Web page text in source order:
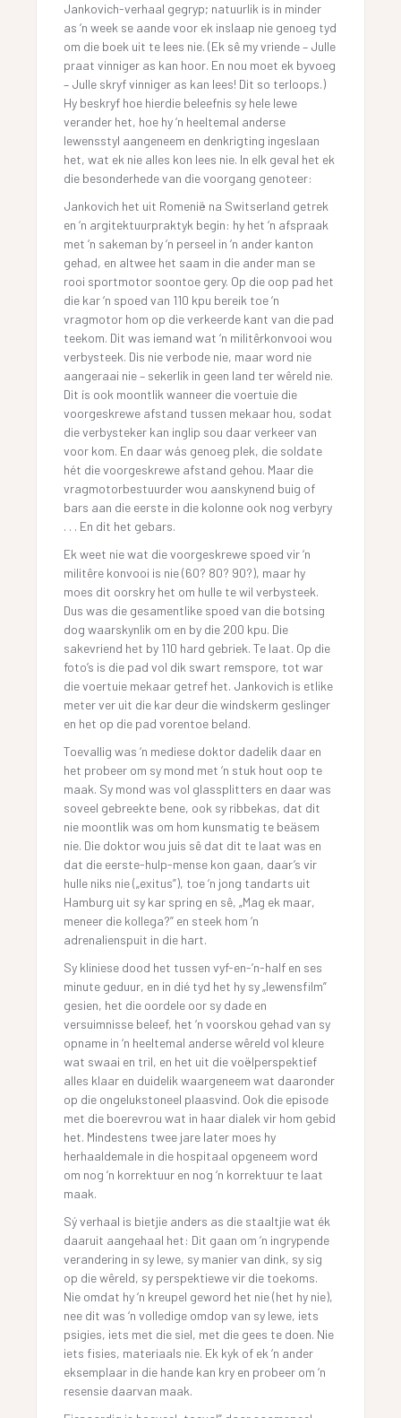
Jankovich-verhaal gegryp; natuurlik is in minder
as ‘n week se aande voor ek inslaap nie genoeg tyd
om die boek uit te lees nie. (Ek sê my vriende – Julle
praat vinniger as kan hoor. En nou moet ek byvoeg
– Julle skryf vinniger as kan lees! Dit so terloops.)
Hy beskryf hoe hierdie beleefnis sy hele lewe
verander het, hoe hy ‘n heeltemal anderse
lewensstyl aangeneem en denkrigting ingeslaan
het, wat ek nie alles kon lees nie. In elk geval het ek
die besonderhede van die voorgang genoteer:
Jankovich het uit Romenië na Switserland getrek
en ‘n argitektuurpraktyk begin: hy het ‘n afspraak
met ‘n sakeman by ‘n perseel in ‘n ander kanton
gehad, en altwee het saam in die ander man se
rooi sportmotor soontoe gery. Op die oop pad het
die kar ‘n spoed van 110 kpu bereik toe ‘n
vragmotor hom op die verkeerde kant van die pad
teekom. Dit was iemand wat ‘n militêrkonvooi wou
verbysteek. Dis nie verbode nie, maar word nie
aangeraai nie – sekerlik in geen land ter wêreld nie.
Dit ís ook moontlik wanneer die voertuie die
voorgeskrewe afstand tussen mekaar hou, sodat
die verbysteker kan inglip sou daar verkeer van
voor kom. En daar wás genoeg plek, die soldate
hét die voorgeskrewe afstand gehou. Maar die
vragmotorbestuurder wou aanskynend buig of
bars aan die eerste in die kolonne ook nog verbyry
. . . En dit het gebars.
Ek weet nie wat die voorgeskrewe spoed vir ‘n
militêre konvooi is nie (60? 80? 90?), maar hy
moes dit oorskry het om hulle te wil verbysteek.
Dus was die gesamentlike spoed van die botsing
dog waarskynlik om en by die 200 kpu. Die
sakevriend het by 110 hard gebriek. Te laat. Op die
foto’s is die pad vol dik swart remspore, tot war
die voertuie mekaar getref het. Jankovich is etlike
meter ver uit die kar deur die windskerm geslinger
en het op die pad vorentoe beland.
Toevallig was ‘n mediese doktor dadelik daar en
het probeer om sy mond met ‘n stuk hout oop te
maak. Sy mond was vol glassplitters en daar was
soveel gebreekte bene, ook sy ribbekas, dat dit
nie moontlik was om hom kunsmatig te beäsem
nie. Die doktor wou juis sê dat dit te laat was en
dat die eerste-hulp-mense kon gaan, daar’s vir
hulle niks nie („exitus”), toe ‘n jong tandarts uit
Hamburg uit sy kar spring en sê, „Mag ek maar,
meneer die kollega?” en steek hom ‘n
adrenalienspuit in die hart.
Sy kliniese dood het tussen vyf-en-’n-half en ses
minute geduur, en in dié tyd het hy sy „lewensfilm”
gesien, het die oordele oor sy dade en
versuimnisse beleef, het ‘n voorskou gehad van sy
opname in ‘n heeltemal anderse wêreld vol kleure
wat swaai en tril, en het uit die voëlperspektief
alles klaar en duidelik waargeneem wat daaronder
op die ongelukstoneel plaasvind. Ook die episode
met die boerevrou wat in haar dialek vir hom gebid
het. Mindestens twee jare later moes hy
herhaaldemale in die hospitaal opgeneem word
om nog ‘n korrektuur en nog ‘n korrektuur te laat
maak.
Sý verhaal is bietjie anders as die staaltjie wat ék
daaruit aangehaal het: Dit gaan om ‘n ingrypende
verandering in sy lewe, sy manier van dink, sy sig
op die wêreld, sy perspektiewe vir die toekoms.
Nie omdat hy ‘n kreupel geword het nie (het hy nie),
nee dit was ‘n volledige omdop van sy lewe, iets
psigies, iets met die siel, met die gees te doen. Nie
iets fisies, materiaals nie. Ek kyk of ek ‘n ander
eksemplaar in die hande kan kry en probeer om ‘n
resensie daarvan maak.